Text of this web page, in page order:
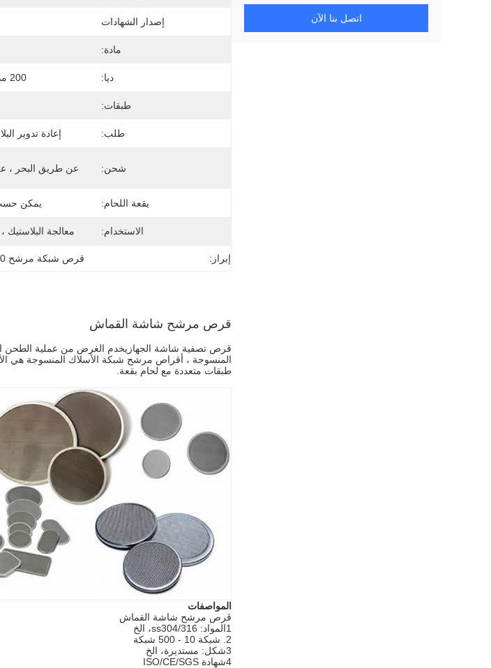
اتصل بنا الآن إصدار الشهادات
مادة:
ديا: 200 مم ، 170 مم إلخ
طبقات:
طلب: إعادة تدوير
شحن: عن طريق البحر ،
بقعة اللحام: يمكن
الاستخدام: معالجة
إبراز: قرص شبكة مرشح 170 ملم
قرص مرشح شاشة القماش
قرص تصفية شاشة الجهاز يخدم الغرض من عملية الطحن
المنسوجة ، أقراص مرشح شبكة الأسلاك المنسوجة هي
طبقات متعددة مع لحام بقعة.
المواصفات
قرص مرشح شاشة القماش
1المواد: ss304/316، الخ
2. شبكة 10 - 500 شبكة
3شكل: مستديرة، الخ
4شهادة ISO/CE/SGS